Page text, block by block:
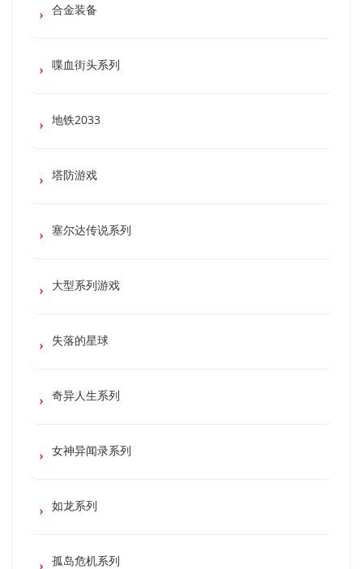
合金装备
喋血街头系列
地铁2033
塔防游戏
塞尔达传说系列
大型系列游戏
失落的星球
奇异人生系列
女神异闻录系列
如龙系列
孤岛危机系列